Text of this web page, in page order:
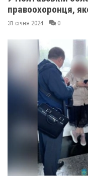
правоохоронця,
31 січня 2024 0